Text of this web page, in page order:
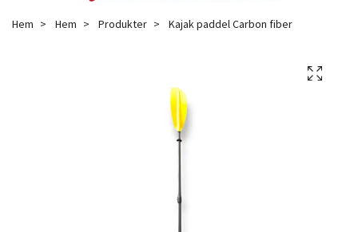
Hem Hem Produkter Kajak paddel Carbon fiber